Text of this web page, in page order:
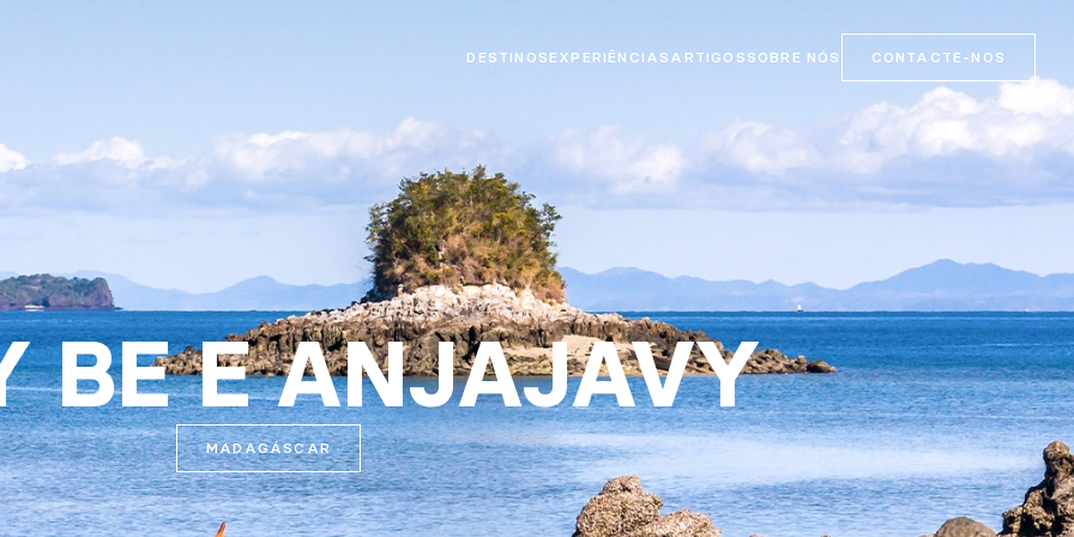
DESTINOS EXPERIÊNCIAS ARTIGOS SOBRE NÓS CONTACTE-NOS
BE E ANJAJAVY
MADAGÁSCAR